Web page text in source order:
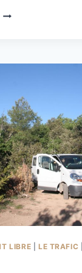
CAMPING LA
LIBRE LE TRAFIC